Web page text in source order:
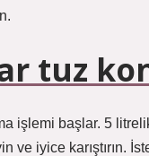
tuz
işlemi başlar. 5
iyice karıştırın.